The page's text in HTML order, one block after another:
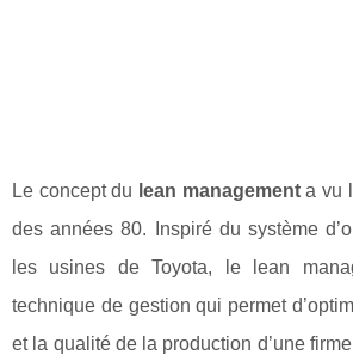
Le concept du lean managementa vu
des années 80. Inspiré du système
les usines de Toyota, le lean
technique de gestion qui permet
et la qualité de la production d’une